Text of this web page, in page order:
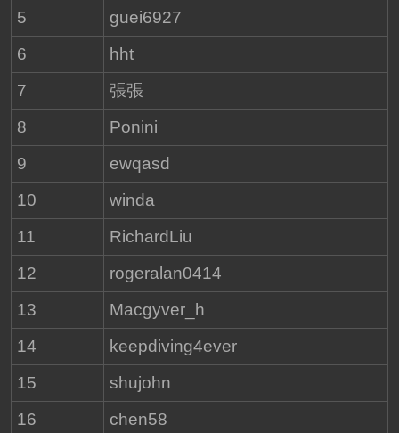
5
guei6927
6
hht
7
張張
8
Ponini
9
ewqasd
10
winda
11
RichardLiu
12
rogeralan0414
13
Macgyver_h
14
keepdiving4ever
15
shujohn
16
chen58